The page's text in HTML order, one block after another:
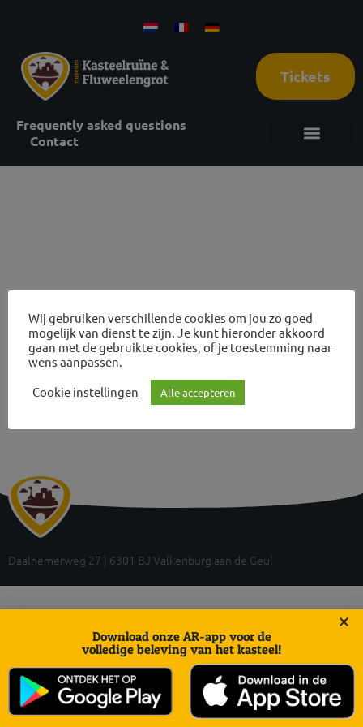
Tickets
Frequently asked questions
Contact
2026
Reviews Castle ruins and cave tours
Daalhemerweg 27 | 6301 BJ Valkenburg aan de Geul
Wij gebruiken verschillende cookies om jou zo goed
mogelijk van dienst te zijn. Je kunt hieronder akkoord
gaan met de gebruikte cookies, of je toestemming naar
wens aanpassen.
Cookie instellingen
Alle accepteren
Download onze AR-app voor de
volledige beleving van het kasteel!